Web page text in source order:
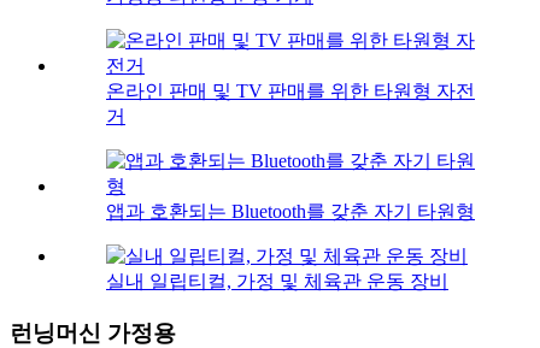
온라인 판매 및 TV 판매를 위한 타원형 자전
거
앱과 호환되는 Bluetooth를 갖춘 자기 타원형
실내 일립티컬, 가정 및 체육관 운동 장비
런닝머신 가정용